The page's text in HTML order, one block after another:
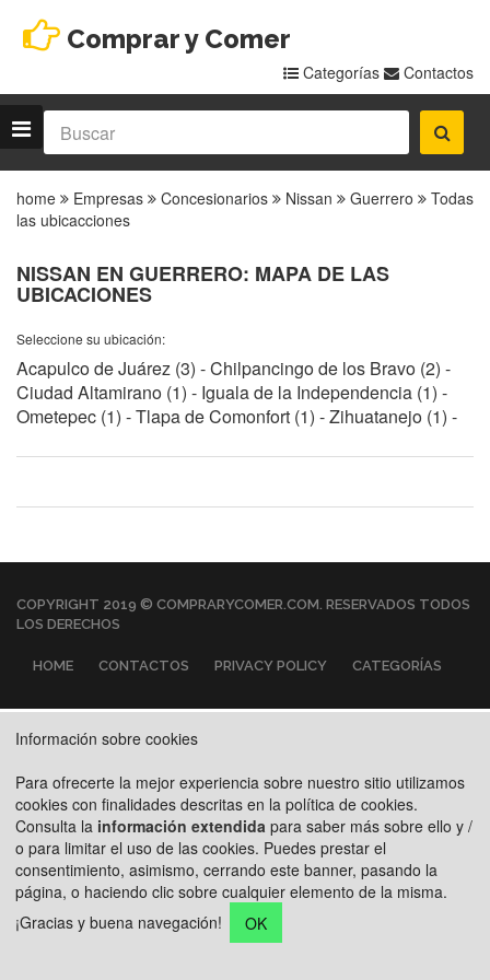
Comprar y Comer
Categorías Contactos
home Empresas Concesionarios Nissan Guerrero
Todas
las ubicacciones
NISSAN EN GUERRERO: MAPA DE LAS
UBICACIONES
Seleccione su ubicación:
Acapulco de Juárez (3) -Chilpancingo de los Bravo (2) -
Ciudad Altamirano (1) - Iguala de la Independencia (1) -
Ometepec (1) -Tlapa de Comonfort (1) -Zihuatanejo (1) -
COPYRIGHT 2019 © COMPRARYCOMER.COM. RESERVADOS TODOS
LOS DERECHOS
HOME CONTACTOS PRIVACY POLICY CATEGORÍAS
Información sobre cookies
Para ofrecerte la mejor experiencia sobre nuestro sitio utilizamos
cookies con finalidades descritas en la política de cookies.
Consulta la información extendida para saber más sobre ello y /
o para limitar el uso de las cookies. Puedes prestar el
consentimiento, asimismo, cerrando este banner, pasando la
página, o haciendo clic sobre cualquier elemento de la misma.
¡Gracias y buena navegación!
OK